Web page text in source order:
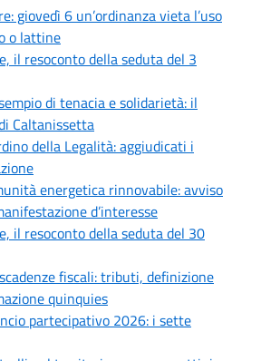
giovedì 6 un’ordinanza vieta l’uso
o lattine
il resoconto della seduta del 3
di tenacia e solidarietà: il
Caltanissetta
della Legalità: aggiudicati i
energetica rinnovabile: avviso
d’interesse
il resoconto della seduta del 30
fiscali: tributi, definizione
quinquies
partecipativo 2026: i sette